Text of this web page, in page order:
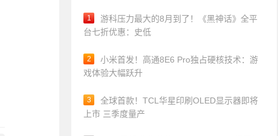
1
游科压力最大的8月到了！《黑神话》全平
台七折优惠：史低
2
小米首发！高通8E6 Pro独占硬核技术：游
戏体验大幅跃升
3
全球首款！TCL华星印刷OLED显示器即将
上市 三季度量产